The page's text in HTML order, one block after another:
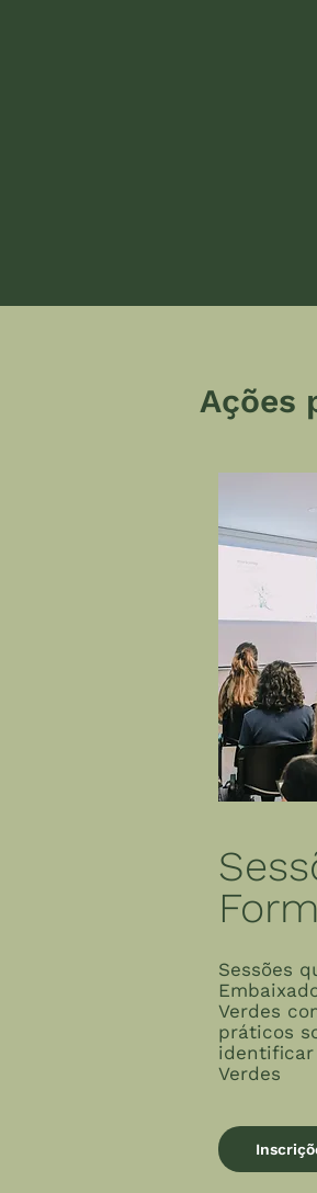
Ações
Sessões
Verdes
práticos
identificar
Verdes